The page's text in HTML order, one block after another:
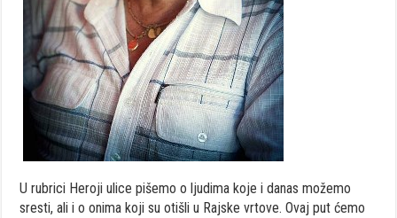
U rubrici Heroji ulice pišemo o ljudima koje i danas možemo
sresti, ali i o onima koji su otišli u Rajske vrtove. Ovaj put ćemo